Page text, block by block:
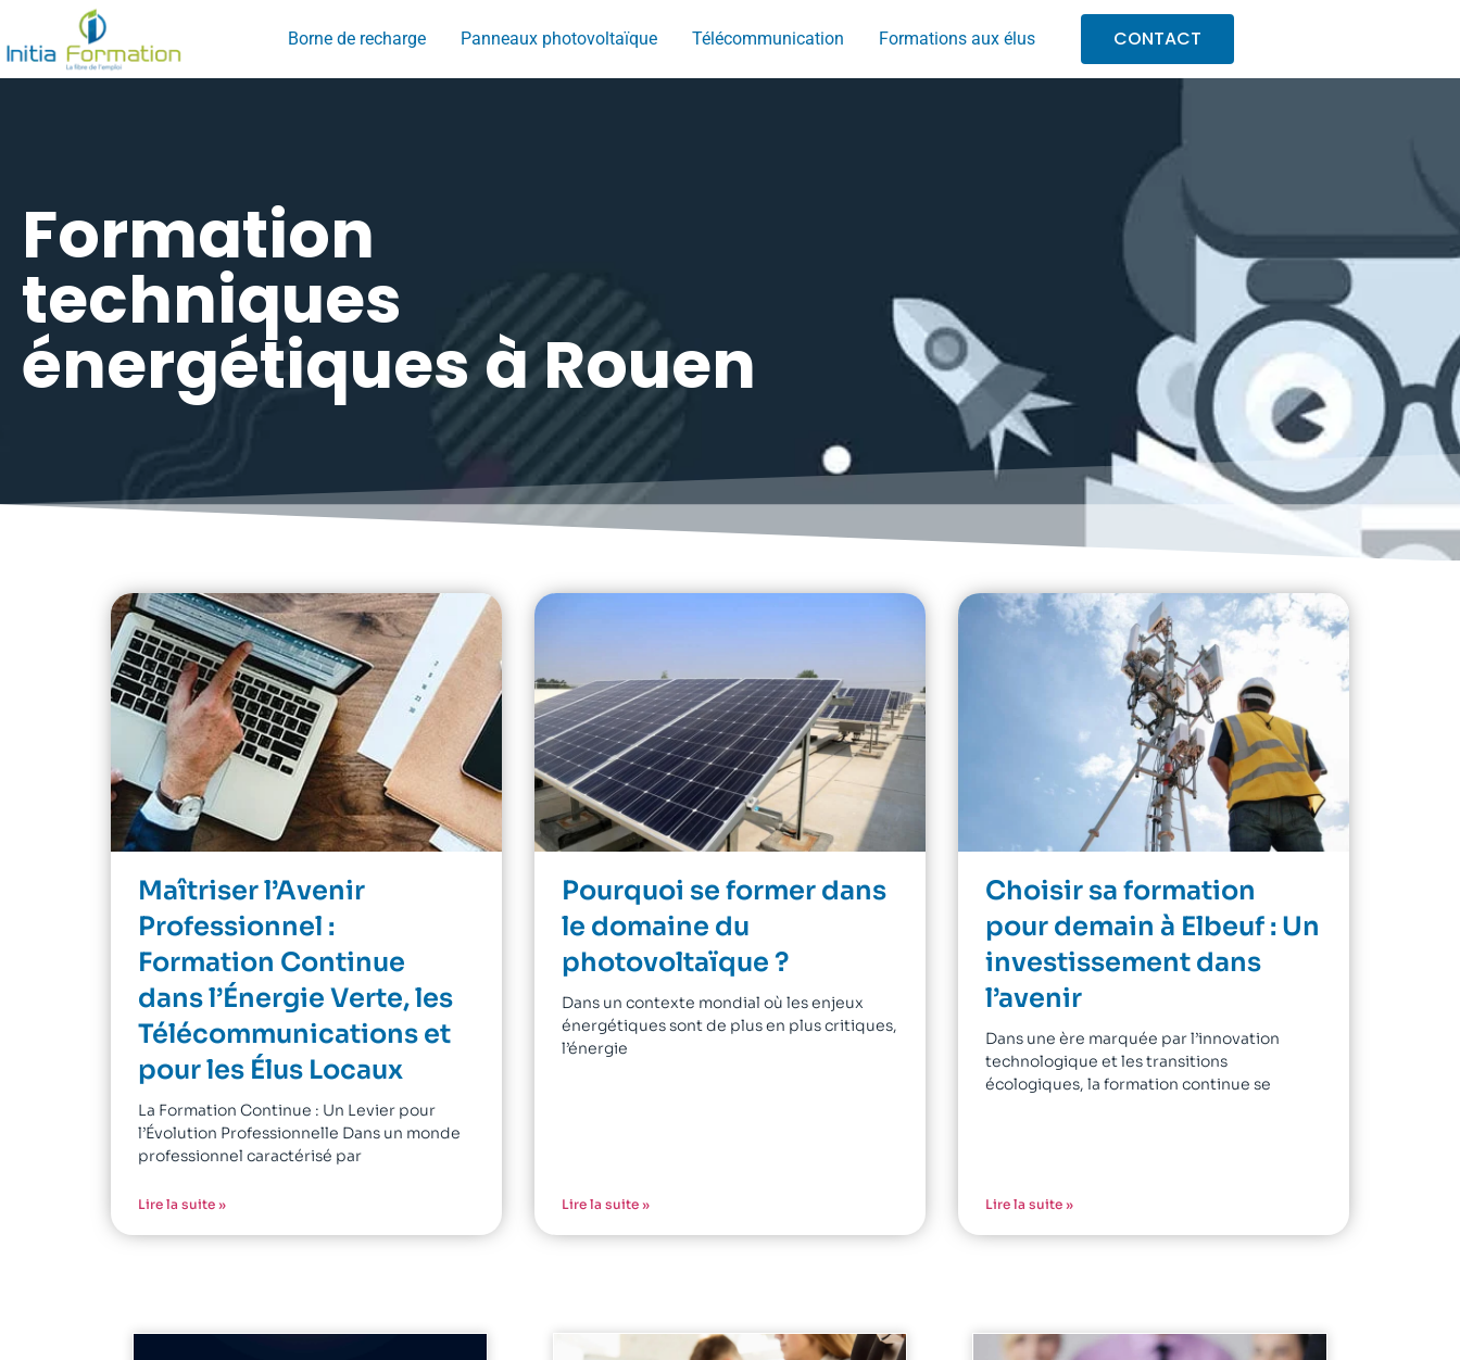
Borne de recharge Panneaux photovoltaïque Télécommunication Formations aux élus CONTACT
Formation
techniques
énergétiques à Rouen
Maîtriser l’Avenir
Professionnel :
Formation Continue
dans l’Énergie Verte, les
Télécommunications et
pour les Élus Locaux
La Formation Continue : Un Levier pour
l’Évolution Professionnelle Dans un monde
professionnel caractérisé par
Lire la suite »
Pourquoi se former dans
le domaine du
photovoltaïque ?
Dans un contexte mondial où les enjeux
énergétiques sont de plus en plus critiques,
l’énergie
Lire la suite »
Choisir sa formation
pour demain à Elbeuf : Un
investissement dans
l’avenir
Dans une ère marquée par l’innovation
technologique et les transitions
écologiques, la formation continue se
Lire la suite »